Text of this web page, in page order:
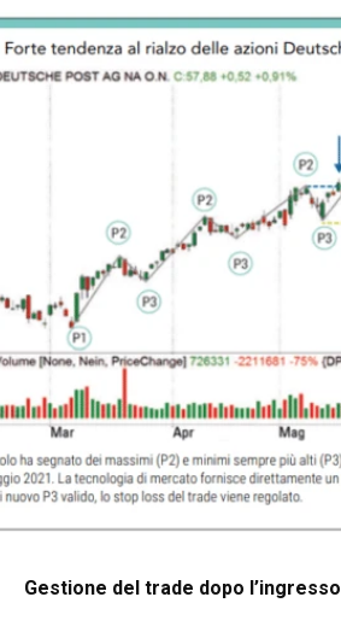
Gestione del trade dopo l’ingresso